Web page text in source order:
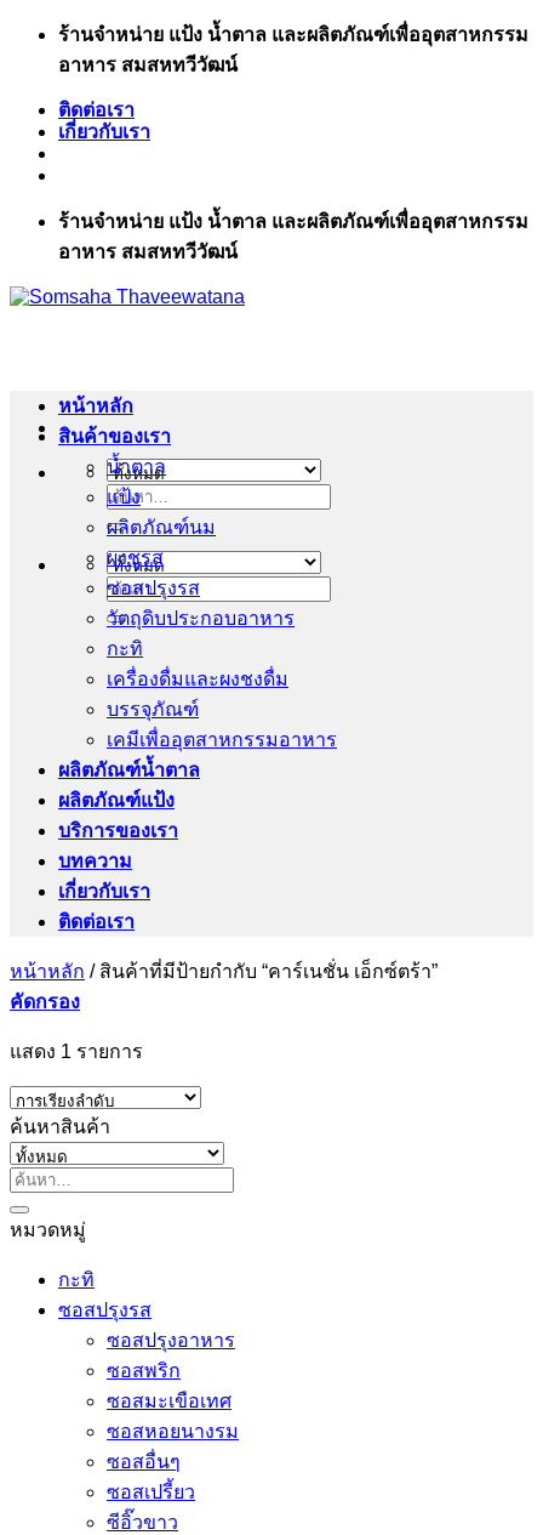
ข้าม
เนื้อหา
ร้านจำหน่าย แป้ง น้ำตาล และผลิตภัณฑ์เพื่ออุตสาหกรรม
อาหาร สมสหทวีวัฒน์
ติดต่อเรา
เกี่ยวกับเรา
ร้านจำหน่าย แป้ง น้ำตาล และผลิตภัณฑ์เพื่ออุตสาหกรรม
อาหาร สมสหทวีวัฒน์
ค้นหา:
ค้นหา:
หน้าหลัก
สินค้าของเรา
น้ำตาล
แป้ง
ผลิตภัณฑ์นม
ผงชูรส
ซอสปรุงรส
วัตถุดิบประกอบอาหาร
กะทิ
เครื่องดื่มและผงชงดื่ม
บรรจุภัณฑ์
เคมีเพื่ออุตสาหกรรมอาหาร
ผลิตภัณฑ์น้ำตาล
ผลิตภัณฑ์แป้ง
บริการของเรา
บทความ
เกี่ยวกับเรา
ติดต่อเรา
หน้าหลัก /สินค้าที่มีป้ายกำกับ “คาร์เนชั่น เอ็กซ์ตร้า”
คัดกรอง
แสดง 1 รายการ
ค้นหาสินค้า
ค้นหา:
หมวดหมู่
กะทิ
ซอสปรุงรส
ซอสปรุงอาหาร
ซอสพริก
ซอสมะเขือเทศ
ซอสหอยนางรม
ซอสอื่นๆ
ซอสเปรี้ยว
ซีอิ๊วขาว